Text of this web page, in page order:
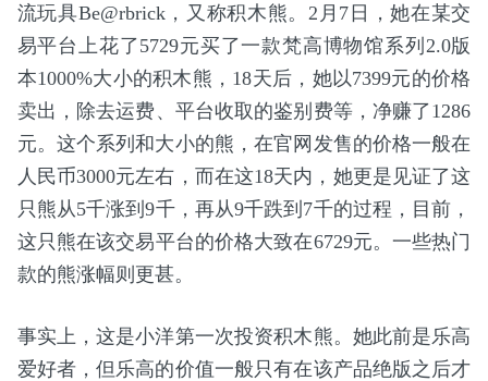
流玩具Be@rbrick，又称积木熊。2月7日，她在某交
易平台上花了5729元买了一款梵高博物馆系列2.0版
本1000%大小的积木熊，18天后，她以7399元的价格
卖出，除去运费、平台收取的鉴别费等，净赚了1286
元。这个系列和大小的熊，在官网发售的价格一般在
人民币3000元左右，而在这18天内，她更是见证了这
只熊从5千涨到9千，再从9千跌到7千的过程，目前，
这只熊在该交易平台的价格大致在6729元。一些热门
款的熊涨幅则更甚。
事实上，这是小洋第一次投资积木熊。她此前是乐高
爱好者，但乐高的价值一般只有在该产品绝版之后才